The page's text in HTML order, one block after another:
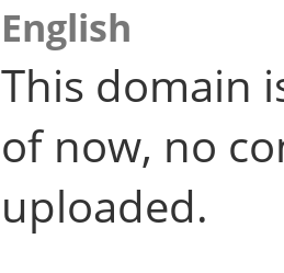
English
This domain
of now, no
uploaded.